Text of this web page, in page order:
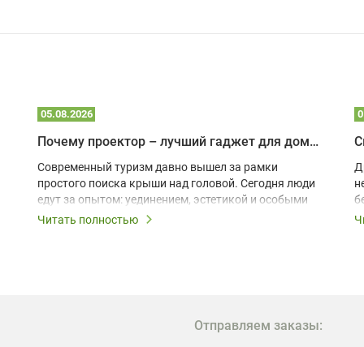
05.08.2026
Почему проектор – лучший гаджет для домика в глэмпинге
Современный туризм давно вышел за рамки
простого поиска крыши над головой. Сегодня люди
едут за опытом: уединением, эстетикой и особыми
ощущениями. Владельцы A-frame домов,
эффективных и бюджетных способов стать
Читать полностью
Отправляем заказы: